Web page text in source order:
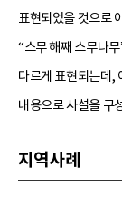
표현되었을 것으로
“스무 해째 스무나
다르게 표현되는데,
내용으로 사설을 구
지역사례